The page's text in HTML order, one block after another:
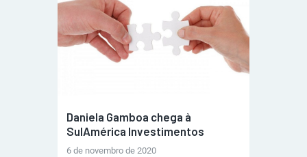
Daniela Gamboa chega à
SulAmérica Investimentos
6 de novembro de 2020